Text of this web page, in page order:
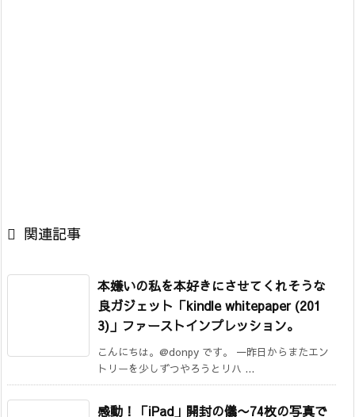
 関連記事
本嫌いの私を本好きにさせてくれそうな
良ガジェット「kindle whitepaper (201
3)」ファーストインプレッション。
こんにちは。@donpy です。 一昨日からまたエン
トリーを少しずつやろうとリハ ...
感動！「iPad」開封の儀〜74枚の写真で